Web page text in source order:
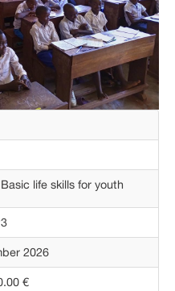
life skills for youth
2026
€